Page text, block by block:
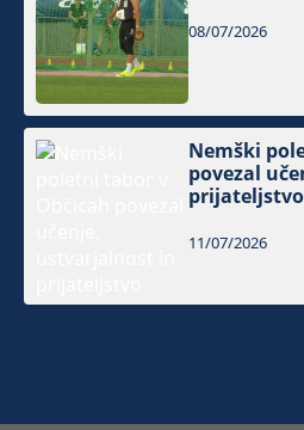
08/07/2026
Nemški
povezal
prijateljstvo
11/07/2026